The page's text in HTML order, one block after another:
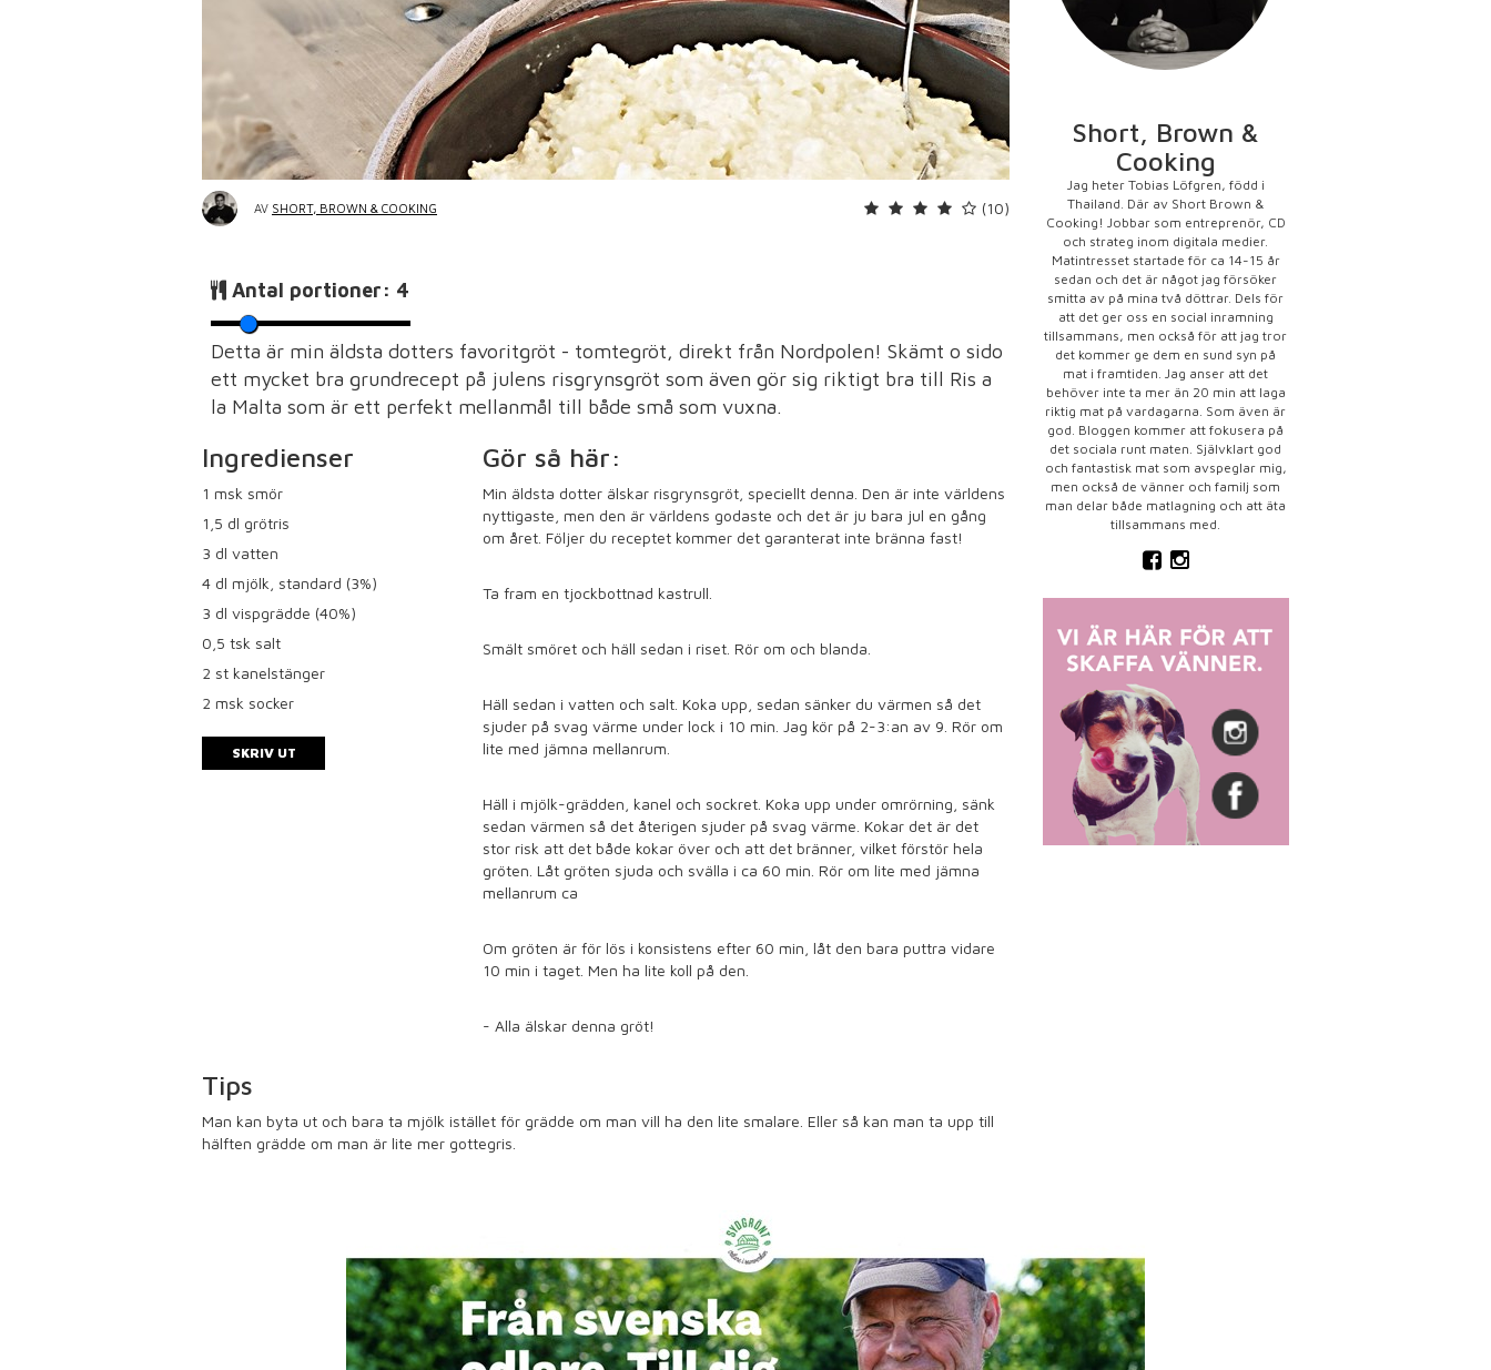
AV SHORT, BROWN & COOKING (10)
Antal portioner: 4
Detta är min äldsta dotters favoritgröt - tomtegröt, direkt från Nordpolen! Skämt o sido
ett mycket bra grundrecept på julens risgrynsgröt som även gör sig riktigt bra till Ris a
la Malta som är ett perfekt mellanmål till både små som vuxna.
Ingredienser
1 msk smör
1,5 dl grötris
3 dl vatten
4 dl mjölk, standard (3%)
3 dl vispgrädde (40%)
0,5 tsk salt
2 st kanelstänger
2 msk socker
SKRIV UT
Gör så här:
Min äldsta dotter älskar risgrynsgröt, speciellt denna. Den är inte världens
nyttigaste, men den är världens godaste och det är ju bara jul en gång
om året. Följer du receptet kommer det garanterat inte bränna fast!
Ta fram en tjockbottnad kastrull.
Smält smöret och häll sedan i riset. Rör om och blanda.
Häll sedan i vatten och salt. Koka upp, sedan sänker du värmen så det
sjuder på svag värme under lock i 10 min. Jag kör på 2-3:an av 9. Rör om
lite med jämna mellanrum.
Häll i mjölk-grädden, kanel och sockret. Koka upp under omrörning, sänk
sedan värmen så det återigen sjuder på svag värme. Kokar det är det
stor risk att det både kokar över och att det bränner, vilket förstör hela
gröten. Låt gröten sjuda och svälla i ca 60 min. Rör om lite med jämna
mellanrum ca
Om gröten är för lös i konsistens efter 60 min, låt den bara puttra vidare
10 min i taget. Men ha lite koll på den.
- Alla älskar denna gröt!
Tips
Man kan byta ut och bara ta mjölk istället för grädde om man vill ha den lite smalare. Eller så kan man ta upp till
hälften grädde om man är lite mer gottegris.
Short, Brown &
Cooking
Jag heter Tobias Löfgren, född i
Thailand. Där av Short Brown &
Cooking! Jobbar som entreprenör, CD
och strateg inom digitala medier.
Matintresset startade för ca 14-15 år
sedan och det är något jag försöker
smitta av på mina två döttrar. Dels för
att det ger oss en social inramning
tillsammans, men också för att jag tror
det kommer ge dem en sund syn på
mat i framtiden. Jag anser att det
behöver inte ta mer än 20 min att laga
riktig mat på vardagarna. Som även är
god. Bloggen kommer att fokusera på
det sociala runt maten. Självklart god
och fantastisk mat som avspeglar mig,
men också de vänner och familj som
man delar både matlagning och att äta
tillsammans med.